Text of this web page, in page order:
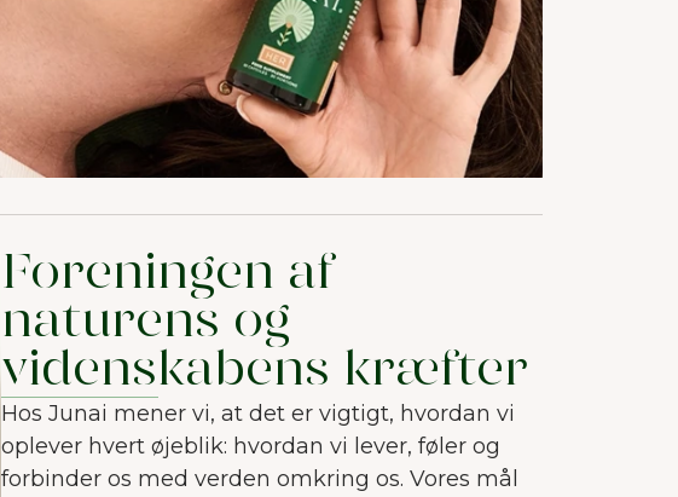
Foreningen af
naturens og
videnskabens kræfter
Hos Junai mener vi, at det er vigtigt, hvordan vi
oplever hvert øjeblik: hvordan vi lever, føler og
forbinder os med verden omkring os. Vores mål